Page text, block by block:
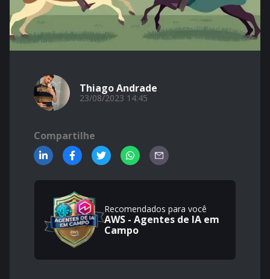
Thiago Andrade
23/08/2023 14:45
Compartilhe
Recomendados para você
AWS - Agentes de IA em
Campo